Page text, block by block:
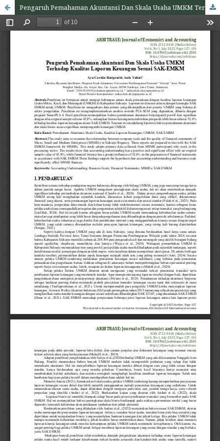
Pengaruh Pemahaman Akuntansi Dan Skala Usaha UMKM Terhadap Kualitas Laporan Keuangan Sesuai SAK-EMKM